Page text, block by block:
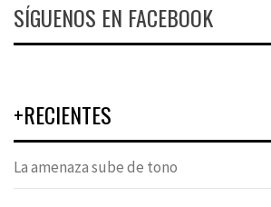
SÍGUENOS EN FACEBOOK
+RECIENTES
La amenaza sube de tono